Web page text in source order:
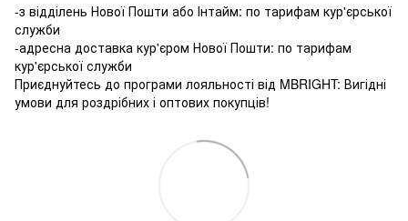
-з відділень Нової Пошти або Інтайм: по тарифам кур'єрської
служби
-адресна доставка кур'єром Нової Пошти: по тарифам
кур'єрської служби
Приєднуйтесь до програми лояльності від MBRIGHT: Вигідні
умови для роздрібних і оптових покупців!